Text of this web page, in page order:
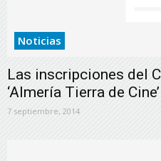
Noticias
Las inscripciones del
‘Almería Tierra de
7 septiembre, 2014